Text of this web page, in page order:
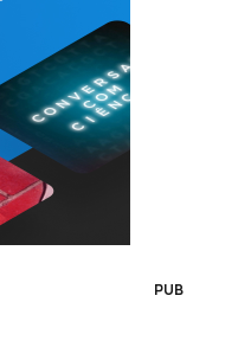
PUB